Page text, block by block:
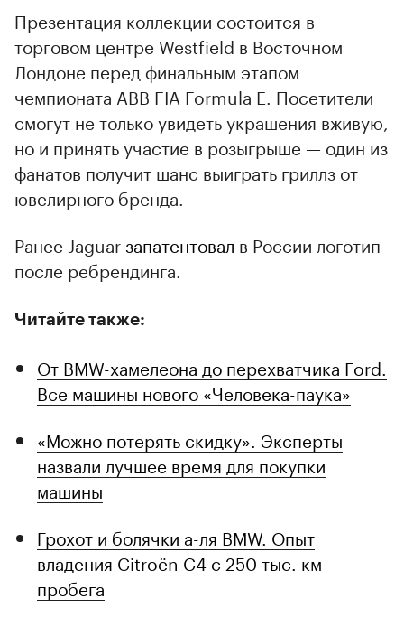
Презентация коллекции состоится в
торговом центре Westfield в Восточном
Лондоне перед финальным этапом
чемпионата ABB FIA Formula E. Посетители
смогут не только увидеть украшения вживую,
но и принять участие в розыгрыше — один из
фанатов получит шанс выиграть гриллз от
ювелирного бренда.
Ранее Jaguarзапатентовал в России логотип
после ребрендинга.
Читайте также:
От BMW-хамелеона до перехватчика Ford.
Все машины нового «Человека-паука»
«Можно потерять скидку». Эксперты
назвали лучшее время для покупки
машины
Грохот и болячки а-ля BMW. Опыт
владения Citroёn C4 с 250 тыс. км
пробега